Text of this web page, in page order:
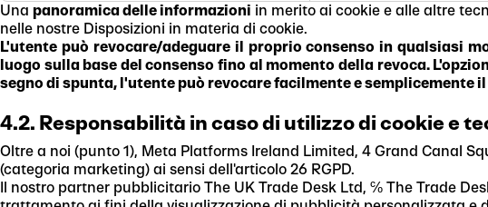
Una panoramica delle informazioni in merito ai cookie e alle altre
nelle nostre Disposizioni in materia di cookie.
L'utente può revocare/adeguare il proprio consenso in qualsiasi
luogo sulla base del consenso fino al momento della revoca.
segno di spunta, l'utente può revocare facilmente e
4.2. Responsabilità in caso di utilizzo di cookie e
Oltre a noi (punto 1), Meta Platforms Ireland Limited, 4 Grand Canal
(categoria marketing) ai sensi dell'articolo 26 RGPD.
Il nostro partner pubblicitario The UK Trade Desk Ltd, ℅ The Trade